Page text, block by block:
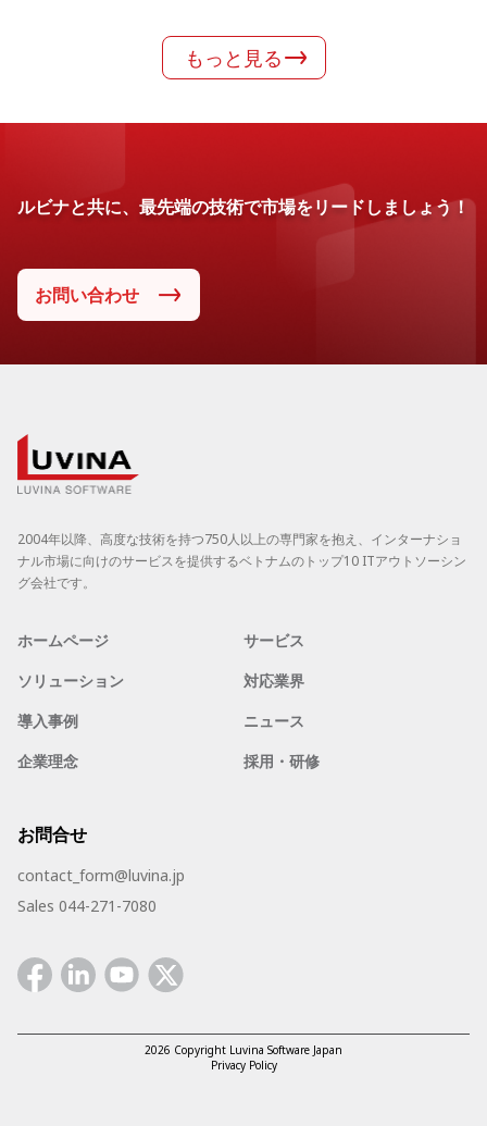
もっと見る
ルビナと共に、最先端の技術で市場をリードしましょう！
お問い合わせ
2004年以降、高度な技術を持つ750人以上の専門家を抱え、インターナショ
ナル市場に向けのサービスを提供するベトナムのトップ10 ITアウトソーシン
グ会社です。
ホームページ
サービス
ソリューション
対応業界
導入事例
ニュース
企業理念
採用・研修
お問合せ
contact_form@luvina.jp
Sales 044-271-7080
FacebookLinkedinYoutubeTwitter
2026 Copyright Luvina Software Japan
Privacy Policy